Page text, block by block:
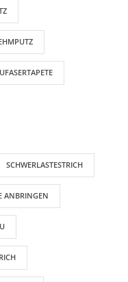
SCHWERLASTESTRICH
ANBRINGEN